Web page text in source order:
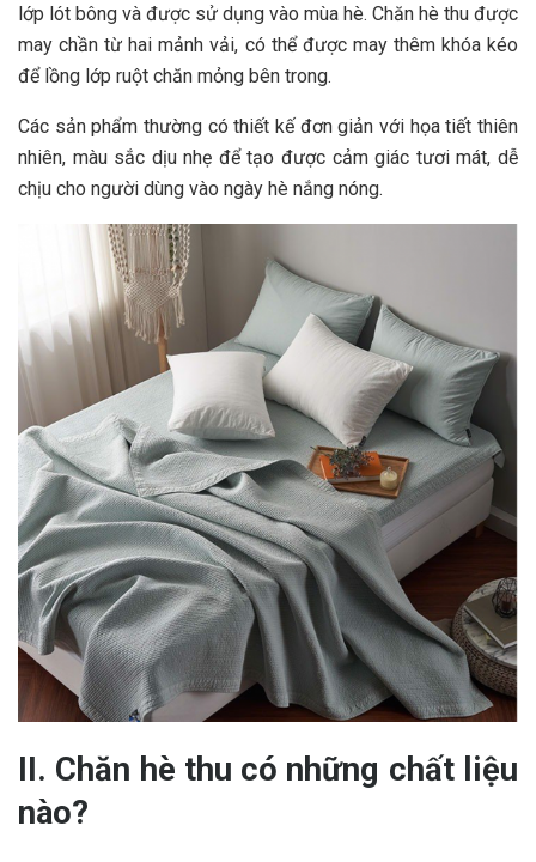
lớp lót bông và được sử dụng vào mùa hè. Chăn hè thu được
may chần từ hai mảnh vải, có thể được may thêm khóa kéo
để lồng lớp ruột chăn mỏng bên trong.
Các sản phẩm thường có thiết kế đơn giản với họa tiết thiên
nhiên, màu sắc dịu nhẹ để tạo được cảm giác tươi mát, dễ
chịu cho người dùng vào ngày hè nắng nóng.
II. Chăn hè thu có những chất liệu
nào?